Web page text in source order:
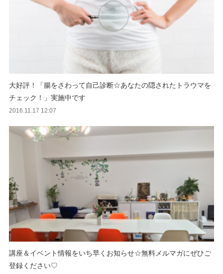
大好評！「腸をさわって自己診断☆あなたの隠されたトラウマを
チェック！」実施中です
2016.11.17 12:07
講座＆イベント情報をいち早くお知らせ☆無料メルマガにぜひご
登録ください♡